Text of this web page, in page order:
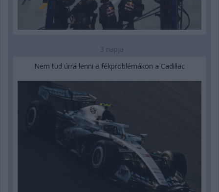
3 napja
Nem tud úrrá lenni a fékproblémákon a Cadillac